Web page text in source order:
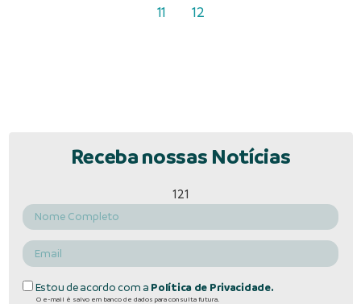
11 12
Receba nossas Notícias
121
Estou de acordo com a Política de Privacidade.
O e-mail é salvo em banco de dados para consulta futura.